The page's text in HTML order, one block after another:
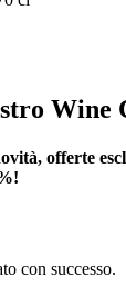
Wine
offerte
!
con successo.